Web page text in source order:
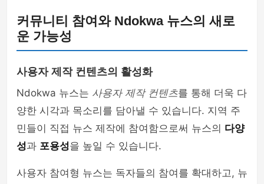
커뮤니티 참여와 Ndokwa 뉴스의 새로
운 가능성
사용자 제작 컨텐츠의 활성화
Ndokwa 뉴스는 사용자 제작 컨텐츠를 통해 더욱 다
양한 시각과 목소리를 담아낼 수 있습니다. 지역 주
민들이 직접 뉴스 제작에 참여함으로써 뉴스의 다양
성과 포용성을 높일 수 있습니다.
사용자 참여형 뉴스는 독자들의 참여를 확대하고, 뉴